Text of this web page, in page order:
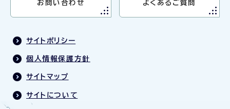
お問い合わせ よくあるご質問
サイトポリシー
個人情報保護方針
サイトマップ
サイトについて